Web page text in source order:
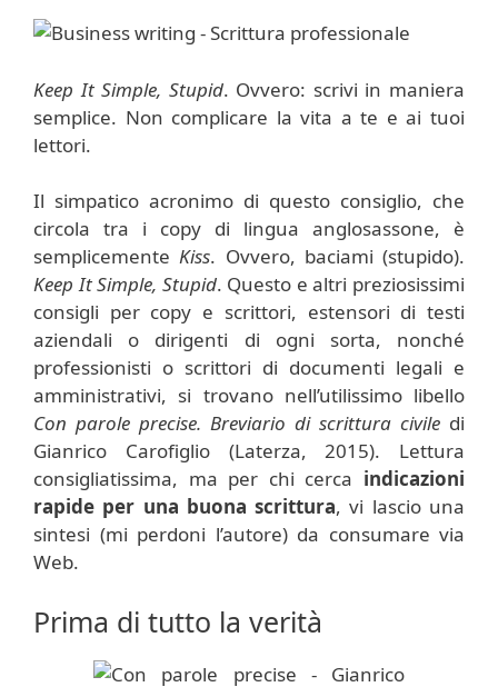
Keep It Simple, Stupid. Ovvero: scrivi in maniera
semplice. Non complicare la vita a te e ai tuoi
lettori.
Il simpatico acronimo di questo consiglio, che
circola tra i copy di lingua anglosassone, è
semplicementeKiss. Ovvero, baciami (stupido).
Keep It Simple, Stupid. Questo e altri preziosissimi
consigli per copy e scrittori, estensori di testi
aziendali o dirigenti di ogni sorta, nonché
professionisti o scrittori di documenti legali e
amministrativi, si trovano nell’utilissimo libello
Con parole precise. Breviario di scrittura civile di
Gianrico Carofiglio (Laterza, 2015). Lettura
consigliatissima, ma per chi cerca indicazioni
rapide per una buona scrittura, vi lascio una
sintesi (mi perdoni l’autore) da consumare via
Web.
Prima di tutto la verità